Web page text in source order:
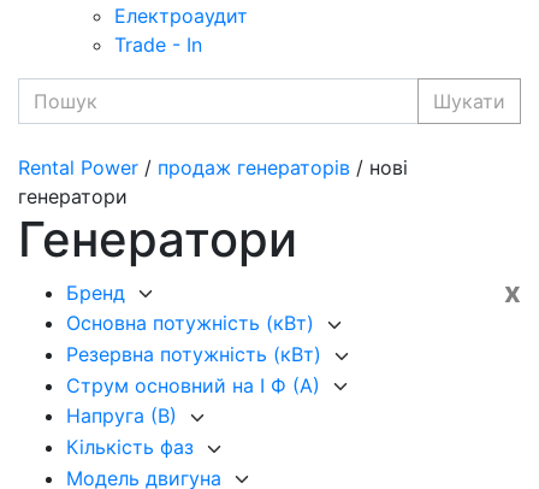
Електроаудит
Trade - In
Шукати
Rental Power / продаж генераторів / нові
генератори
Генератори
x
Бренд
Основна потужність (кВт)
Резервна потужність (кВт)
Струм основний на I Ф (А)
Напруга (В)
Кількість фаз
Модель двигуна